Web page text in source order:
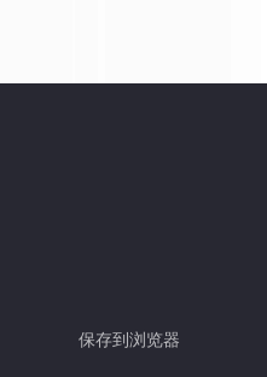
保存到浏览器